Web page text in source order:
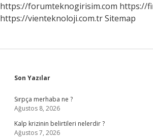
https://forumteknogirisim.com https://
https://vienteknoloji.com.trSitemap
Sidebar
Son Yazılar
Sırpça merhaba ne ?
Ağustos 8, 2026
Kalp krizinin belirtileri nelerdir ?
Ağustos 7, 2026